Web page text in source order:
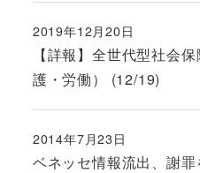
【詳報】全世代型社会
護・労働） (12/19)
投稿日
2019年12月20日
ベネッセ情報流出、謝
投稿日
2014年7月23日